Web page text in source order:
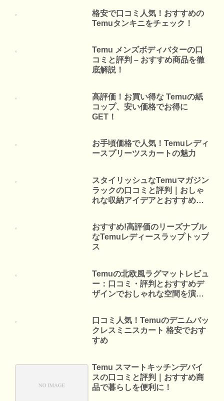
格安で口コミ人気！おすすめの
Temuタンキニをチェック！
Temu メンズボディバターの口
コミと評判 – おすすめ商品を徹
底解説！
高評価！お買い得な Temuの紙
コップ、安い価格でお得に
GET！
お手頃価格で人気！Temuレディ
ースプリーツスカートの魅力
スタイリッシュなTemuマガジン
ラックの口コミと評判｜おしゃ
れな収納アイデアとおすすめポ
おすすめ!高評価のリーズナブル
なTemuレディースラップトップ
ス
Temuの北欧風ラグマットレビュ
ー：口コミ・評判とおすすめデ
ザインでおしゃれな空間を演
口コミ人気！Temuのデニムバッ
クレスミニスカート 格安でおす
すめ
Temu スマートキッチンデバイ
スの口コミと評判｜おすすめ商
品で暮らしを便利に！